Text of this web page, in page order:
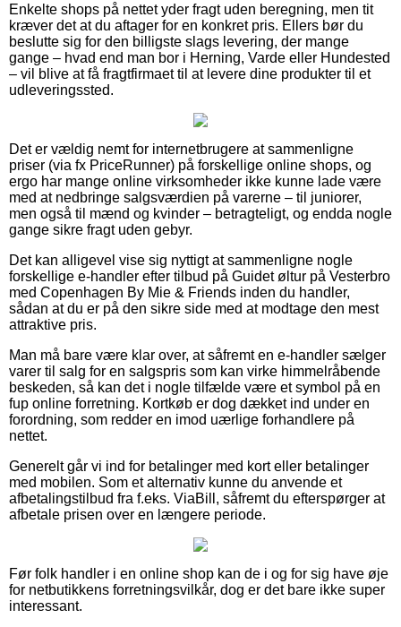
Enkelte shops på nettet yder fragt uden beregning, men tit
kræver det at du aftager for en konkret pris. Ellers bør du
beslutte sig for den billigste slags levering, der mange
gange – hvad end man bor i Herning, Varde eller Hundested
– vil blive at få fragtfirmaet til at levere dine produkter til et
udleveringssted.
Det er vældig nemt for internetbrugere at sammenligne
priser (via fx PriceRunner) på forskellige online shops, og
ergo har mange online virksomheder ikke kunne lade være
med at nedbringe salgsværdien på varerne – til juniorer,
men også til mænd og kvinder – betragteligt, og endda nogle
gange sikre fragt uden gebyr.
Det kan alligevel vise sig nyttigt at sammenligne nogle
forskellige e-handler efter tilbud på Guidet øltur på Vesterbro
med Copenhagen By Mie & Friends inden du handler,
sådan at du er på den sikre side med at modtage den mest
attraktive pris.
Man må bare være klar over, at såfremt en e-handler sælger
varer til salg for en salgspris som kan virke himmelråbende
beskeden, så kan det i nogle tilfælde være et symbol på en
fup online forretning. Kortkøb er dog dækket ind under en
forordning, som redder en imod uærlige forhandlere på
nettet.
Generelt går vi ind for betalinger med kort eller betalinger
med mobilen. Som et alternativ kunne du anvende et
afbetalingstilbud fra f.eks. ViaBill, såfremt du efterspørger at
afbetale prisen over en længere periode.
Før folk handler i en online shop kan de i og for sig have øje
for netbutikkens forretningsvilkår, dog er det bare ikke super
interessant.